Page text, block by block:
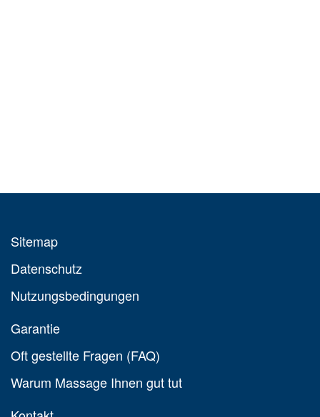
Sitemap
Datenschutz
Nutzungsbedingungen
Garantie
Oft gestellte Fragen (FAQ)
Warum Massage Ihnen gut tut